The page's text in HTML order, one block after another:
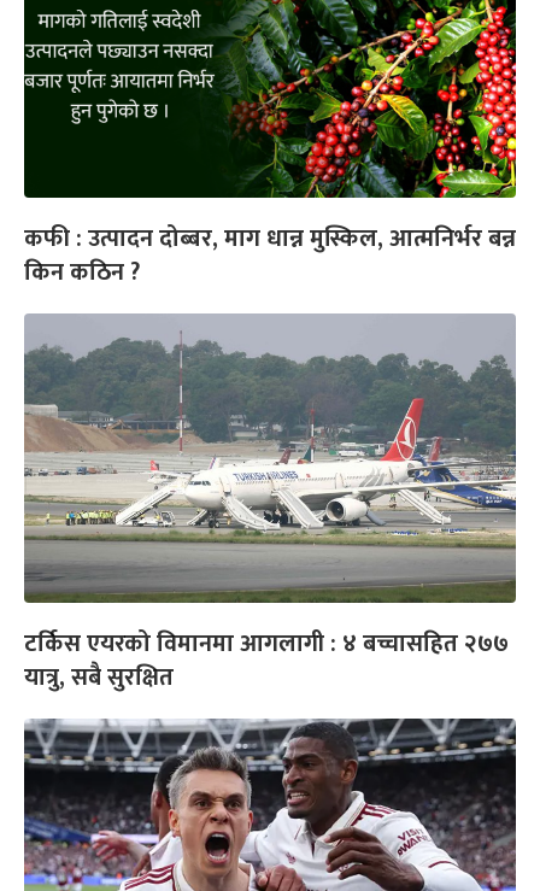
कफी : उत्पादन दोब्बर, माग धान्न मुस्किल, आत्मनिर्भर बन्न
किन कठिन ?
टर्किस एयरको विमानमा आगलागी : ४ बच्चासहित २७७
यात्रु, सबै सुरक्षित